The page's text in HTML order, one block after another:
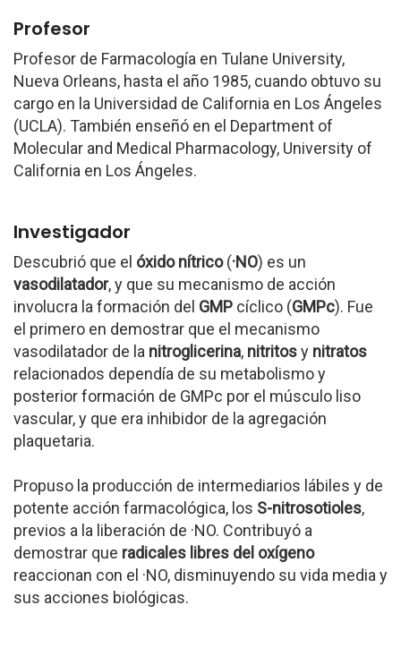
Profesor
Profesor de Farmacología en Tulane University,
Nueva Orleans, hasta el año 1985, cuando obtuvo su
cargo en la Universidad de California en Los Ángeles
(UCLA). También enseñó en el Department of
Molecular and Medical Pharmacology, University of
California en Los Ángeles.
Investigador
Descubrió que el óxido nítrico(·NO) es un
vasodilatador, y que su mecanismo de acción
involucra la formación del GMP cíclico (GMPc). Fue
el primero en demostrar que el mecanismo
vasodilatador de la nitroglicerina, nitritosy nitratos
relacionados dependía de su metabolismo y
posterior formación de GMPc por el músculo liso
vascular, y que era inhibidor de la agregación
plaquetaria.
Propuso la producción de intermediarios lábiles y de
potente acción farmacológica, los S-nitrosotioles,
previos a la liberación de ·NO. Contribuyó a
demostrar que radicales libres del oxígeno
reaccionan con el ·NO, disminuyendo su vida media y
sus acciones biológicas.